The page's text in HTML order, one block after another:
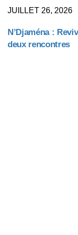
JUILLET 26, 2026
N’Djaména :
deux rencontres